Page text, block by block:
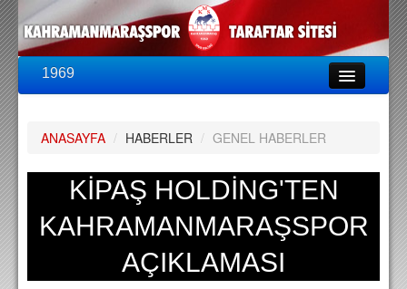
1969
PUAN DURUMU
FİKSTÜR
A TAKIM KADROSU
TEKNİK KADRO
ANASAYFA / HABERLER / GENEL HABERLER
KİPAŞ HOLDİNG'TEN
KAHRAMANMARAŞSPOR
AÇIKLAMASI